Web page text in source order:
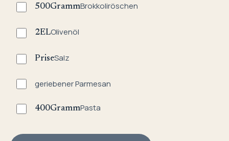
500GrammBrokkoliröschen
2ELOlivenöl
PriseSalz
geriebener Parmesan
400GrammPasta